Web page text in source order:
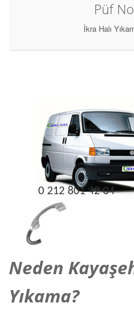
Püf
İkra Halı
0 212 801 42 04
Neden
Yıkama?